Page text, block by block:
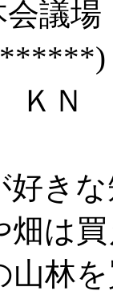
会議
ＫＮ
き
畑は
山林